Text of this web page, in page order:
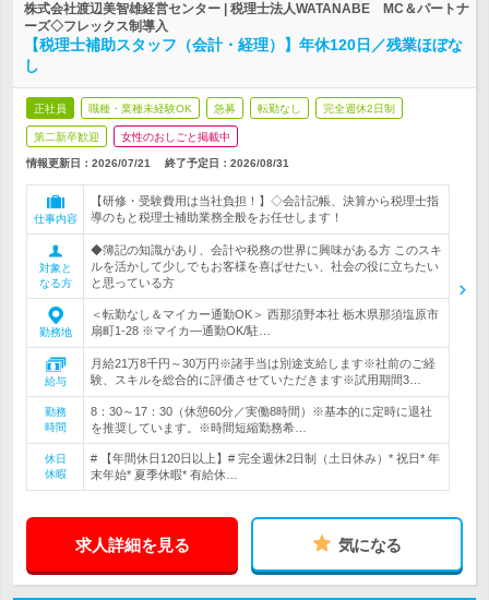
株式会社渡辺美智雄経営センター | 税理士法人WATANABE MC＆パートナ
ーズ◇フレックス制導入
【税理士補助スタッフ（会計・経理）】年休120日／残業ほぼな
し
正社員 職種・業種未経験OK 急募 転勤なし 完全週休2日制
第二新卒歓迎 女性のおしごと掲載中
情報更新日：2026/07/21 終了予定日： 2026/08/31
仕事内容
【研修・受験費用は当社負担！】◇会計記帳、決算から税理士指
導のもと税理士補助業務全般をお任せします！
対象と
なる方
◆簿記の知識があり、会計や税務の世界に興味がある方 このスキ
ルを活かして少しでもお客様を喜ばせたい、社会の役に立ちたい
と思っている方
勤務地
＜転勤なし＆マイカー通勤OK＞ 西那須野本社 栃木県那須塩原市
扇町1-28 ※マイカ―通勤OK/駐…
給与
月給21万8千円～30万円※諸手当は別途支給します※社前のご経
験、スキルを総合的に評価させていただきます※試用期間3…
勤務
時間
8：30～17：30（休憩60分／実働8時間）※基本的に定時に退社
を推奨しています。※時間短縮勤務希…
休日
休暇
# 【年間休日120日以上】# 完全週休2日制（土日休み）* 祝日* 年
末年始* 夏季休暇* 有給休…
求人詳細を見る 気になる